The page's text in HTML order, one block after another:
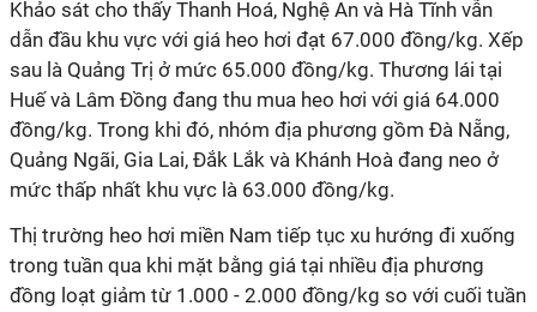
Khảo sát cho thấy Thanh Hoá, Nghệ An và Hà Tĩnh vẫn
dẫn đầu khu vực với giá heo hơi đạt 67.000 đồng/kg. Xếp
sau là Quảng Trị ở mức 65.000 đồng/kg. Thương lái tại
Huế và Lâm Đồng đang thu mua heo hơi với giá 64.000
đồng/kg. Trong khi đó, nhóm địa phương gồm Đà Nẵng,
Quảng Ngãi, Gia Lai, Đắk Lắk và Khánh Hoà đang neo ở
mức thấp nhất khu vực là 63.000 đồng/kg.
Thị trường heo hơi miền Nam tiếp tục xu hướng đi xuống
trong tuần qua khi mặt bằng giá tại nhiều địa phương
đồng loạt giảm từ 1.000 - 2.000 đồng/kg so với cuối tuần